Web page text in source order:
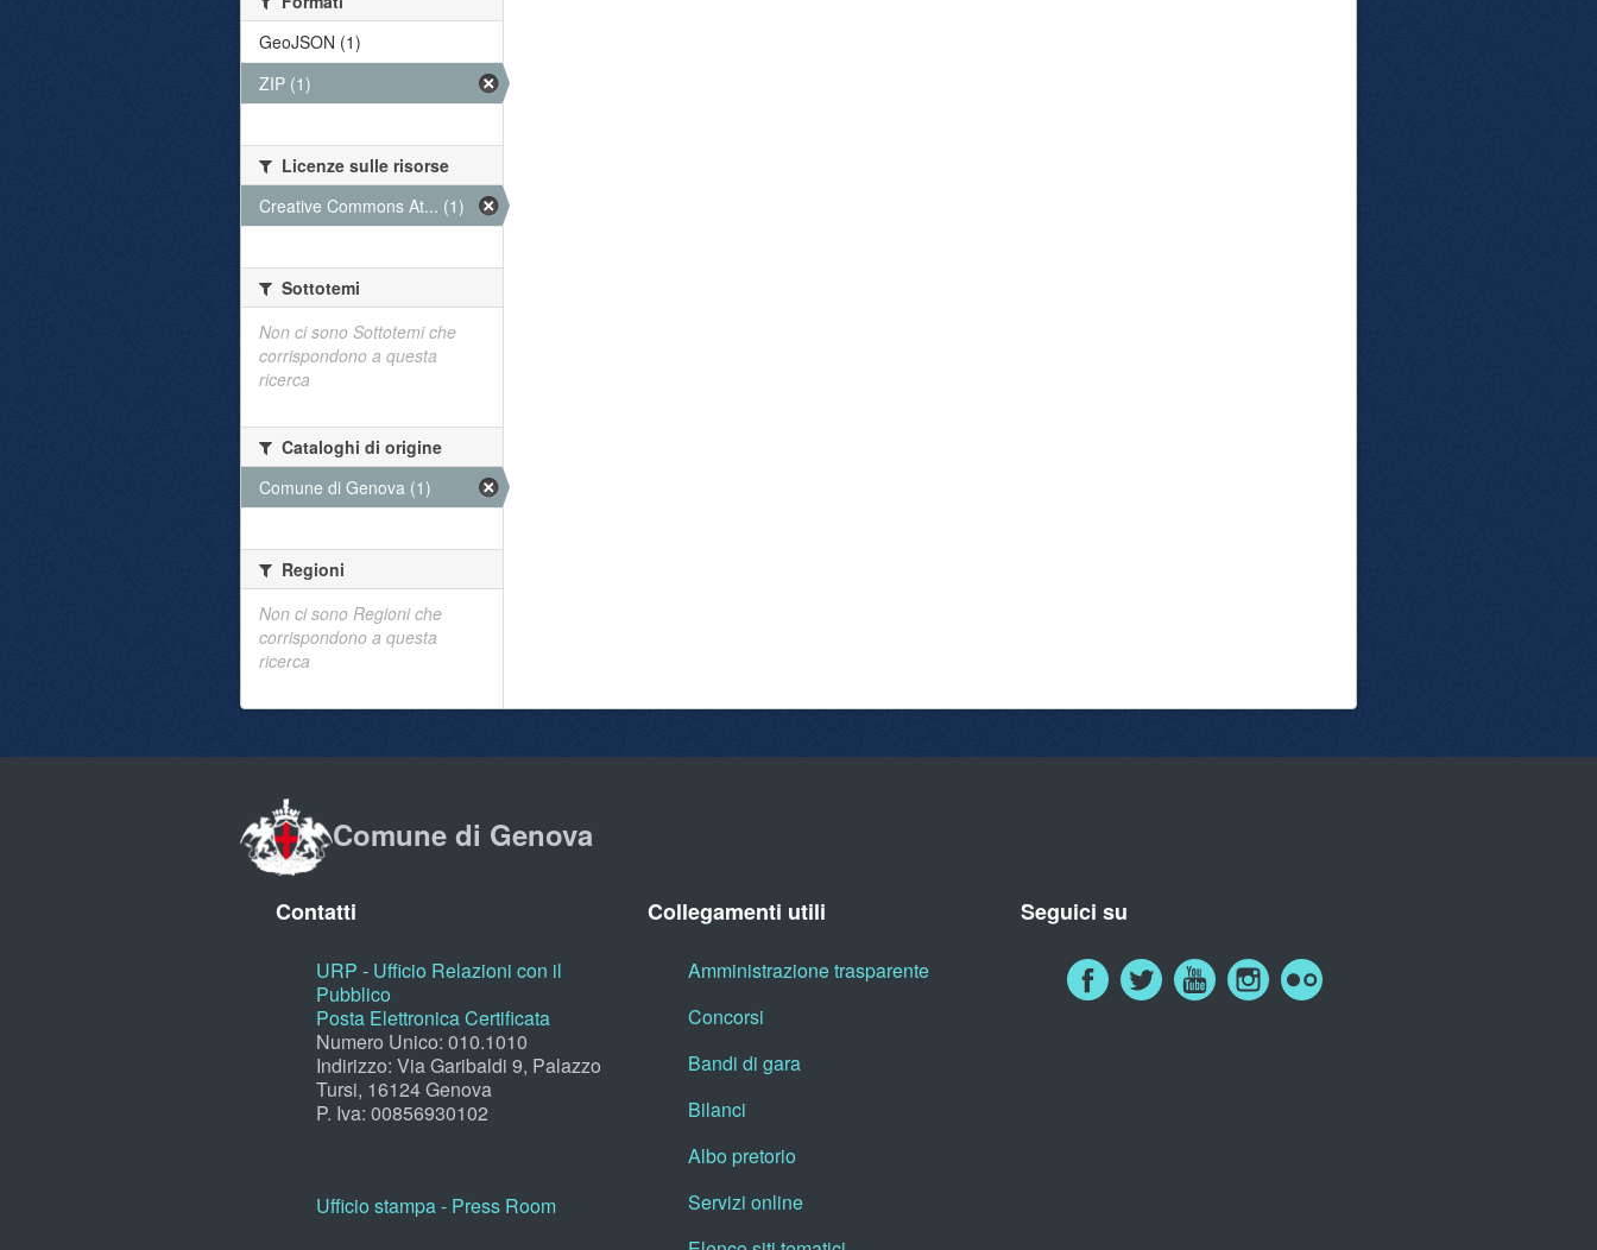
GeoJSON (1)
ZIP (1)
Licenze sulle risorse
Creative Commons At... (1)
Sottotemi
Non ci sono Sottotemi che
corrispondono a questa
ricerca
Cataloghi di origine
Comune di Genova (1)
Regioni
Non ci sono Regioni che
corrispondono a questa
ricerca
Comune di Genova
Contatti
URP - Ufficio Relazioni con il
Pubblico
Posta Elettronica Certificata
Numero Unico: 010.1010
Indirizzo: Via Garibaldi 9, Palazzo
Tursi, 16124 Genova
P. Iva: 00856930102
Ufficio stampa - Press Room
Collegamenti utili
Amministrazione trasparente
Concorsi
Bandi di gara
Bilanci
Albo pretorio
Servizi online
Seguici su